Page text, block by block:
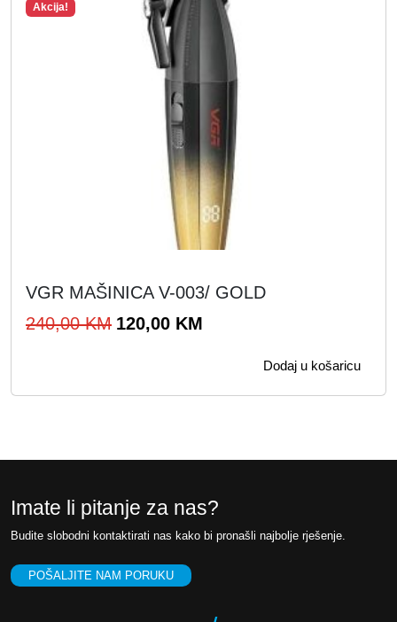
Akcija!
VGR MAŠINICA V-003/ GOLD
240,00KM I
o
i
j
e
120,00 KM
n
c
i
Dodaj u košaricu
Imate li pitanje za nas?
Budite slobodni kontaktirati nas kako bi pronašli najbolje rješenje.
POŠALJITE NAM PORUKU